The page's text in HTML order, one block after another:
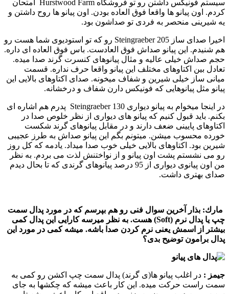
سیستم فونیكس داشتن رو تو فروشگاه Hurstwood Farm امتحان
كردم. اون پیانو ها واقعا فوق العاده بودن. اون پیانو ها روح داشتن و
یه شیرینی منحصر به فردی تو صداشون بود.
اخیرا صدای ساز Steingraeber 205 رو كه تو استودیوی شما هست رو
هم شنیدم. این پیانو صداش فوق العادست. باس فوق العاده ای داره.
حجم صداش خیلی عالیه و مثال پیانوهای كنسرت گرند صدا میده.
تعادل بین اكتاوهای مختلف این پیانو واقعا حرف نداره. قسمت
میانی ساز خیلی شیرین و شفاف میخونه. صدای اكتاوهای بالایی این
پیانو مثل پیانوهایی كه فونیكس دارن شفاف و درخشانه.
در اینجا میخوام به پیانو دیواری Steingraeber 130 پدرم هم اشاره ای
بكنم. باید قبول كنیم كه پیانو های دیواری از نظر خلوص صدا در
اكتاوهای پایینی ضعف دارند و در مقابل پیانوهای گرند شكست
خورده محسوب میشن. میتونم بگم این پیانو صداش به طرز عجیبی
شیرین بود. اكتاوهای بالایی خیلی خوب صدا میداد. یادمه كه كل روز
رو می نشستم پشت اون پیانو و از نواختنش لذت می بردم. به نظر
من اون پیانوی دیواری از 95 درصد پیانوهای گرندی كه تا بحال دیدم
صدای بهتری داشت.
مارك: بذار آخرین سوال فنی رو هم بپرسم كه در مورد پدال سمت
چپ یا پدال نرم (Soft) هست. به نظر میرسه كارایی این پدال كمی
بیشتر از اسمش یعنی نرم كردن صدا باشه. میشه كمی در مورد این
پدال برامون توضیح بدی؟
جیمز :‌ در اغلب پیانو ها(ی گرند) پدال سمت چپ اكشن رو كمی به
سمت راست حركت میده. این كار باعث میشه كه چكشها به جای